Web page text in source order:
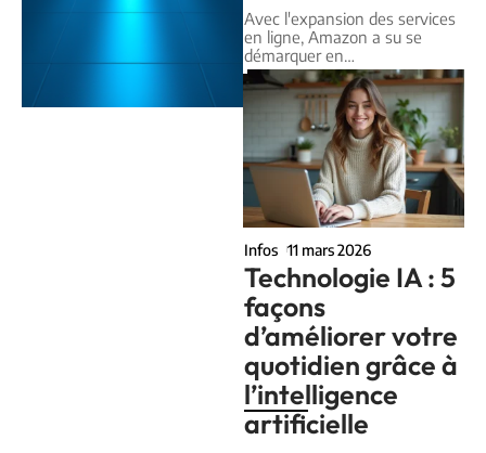
Avec l'expansion des services
en ligne, Amazon a su se
démarquer en…
Infos 11 mars 2026
Technologie IA : 5
façons
d’améliorer votre
quotidien grâce à
l’intelligence
artificielle